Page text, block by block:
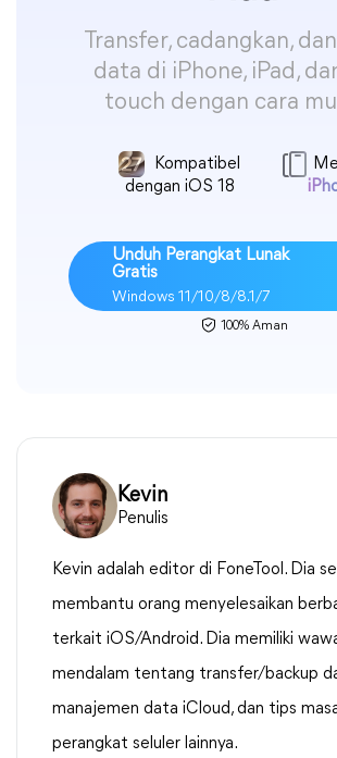
Transfer, cadangkan,
data di iPhone, iPad,
touch dengan cara
Kompatibel
dengan iOS 18
Unduh Perangkat Lunak
Gratis
Windows 11/10/8/8.1/7
100% Aman
Kevin
Penulis
Kevin adalah editor di FoneTool. Dia
membantu orang menyelesaikan
terkait iOS/Android. Dia memiliki
mendalam tentang transfer/backup
manajemen data iCloud, dan tips
perangkat seluler lainnya.